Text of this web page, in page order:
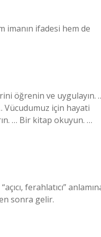
imanın ifadesi hem de
öğrenin ve uygulayın.
Vücudumuz için hayati
… Bir kitap okuyun. …
ferahlatıcı”
sonra gelir.